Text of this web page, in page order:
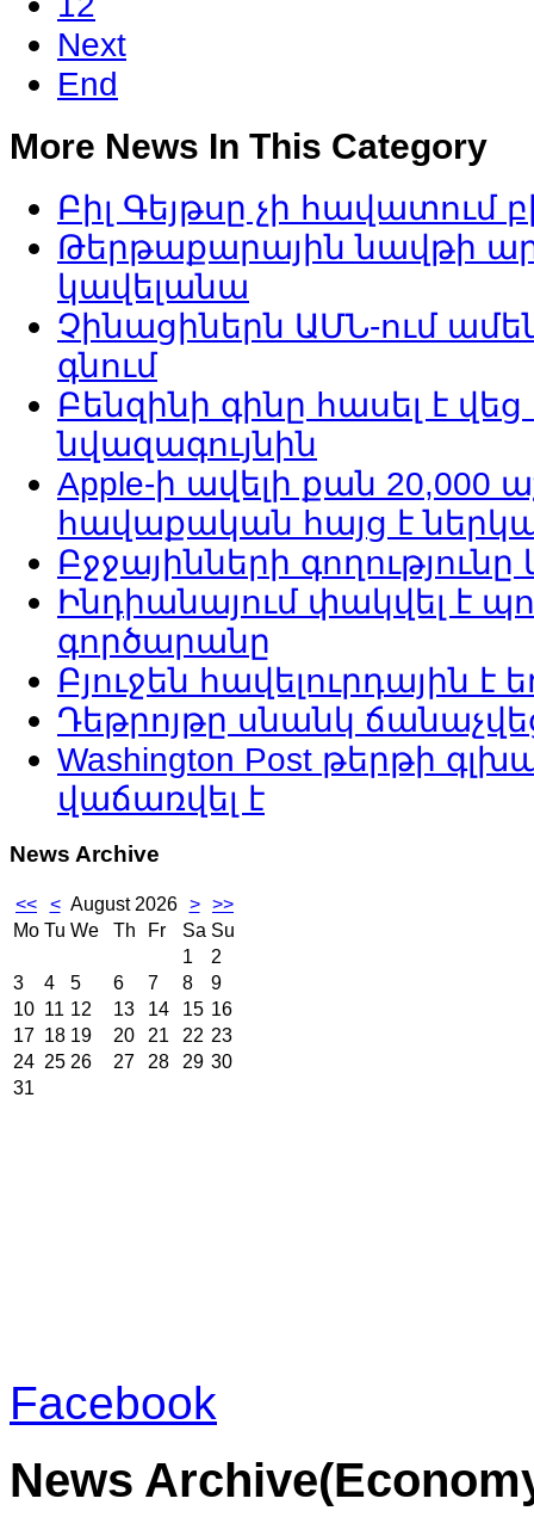
Next
End
More News In This Category
Բիլ Գեյթսը չի հավատում
Թերթաքարային նավթի
կավելանա
Չինացիներն ԱՄՆ-ում
գնում
Բենզինի գինը հասել է
նվազագույնին
Apple-ի ավելի քան
հավաքական հայց է
Բջջայինների
Ինդիանայում փակվել է
գործարանը
Բյուջեն հավելուրդային է
Դեթրոյթը սնանկ
Washington Post թերթի
վաճառվել է
News Archive
<< < August 2026 >
>>
Mo Tu We Th Fr Sa Su
1
2
3
4 5 6 7 8
9
10 11 12 13 14 15 16
17 18 19 20 21 22 23
24 25 26 27 28 29 30
31
Facebook
News